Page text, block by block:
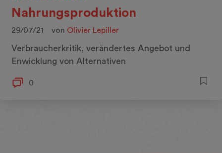
Nahrungsproduktion
29/07/21 von Olivier Lepiller
Verbraucherkritik, verändertes Angebot und
Enwicklung von Alternativen
0